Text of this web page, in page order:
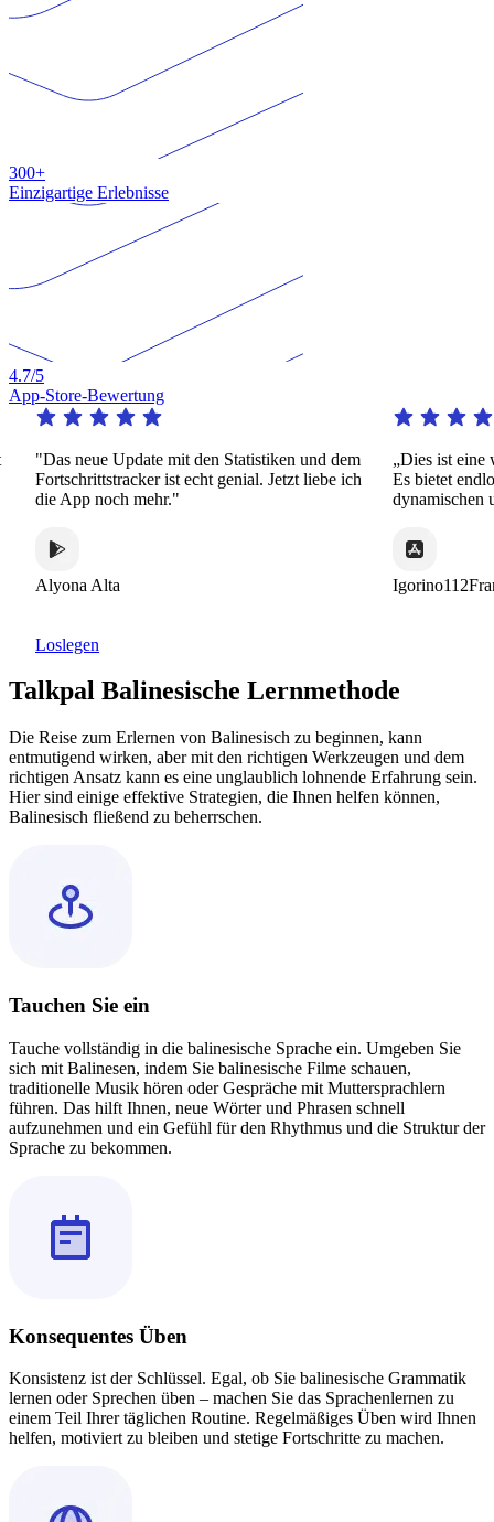
300+
Einzigartige Erlebnisse
4.7/5
App-Store-Bewertung
mit den Statistiken und dem
ist echt genial. Jetzt liebe ich
mehr."
„Dies ist eine wirklich
Es bietet endlose Praxis auf
dynamischen und
Igorino112France
Loslegen
Talkpal Balinesische Lernmethode
Die Reise zum Erlernen von Balinesisch zu beginnen, kann
entmutigend wirken, aber mit den richtigen Werkzeugen und dem
richtigen Ansatz kann es eine unglaublich lohnende Erfahrung sein.
Hier sind einige effektive Strategien, die Ihnen helfen können,
Balinesisch fließend zu beherrschen.
Tauchen Sie ein
Tauche vollständig in die balinesische Sprache ein. Umgeben Sie
sich mit Balinesen, indem Sie balinesische Filme schauen,
traditionelle Musik hören oder Gespräche mit Muttersprachlern
führen. Das hilft Ihnen, neue Wörter und Phrasen schnell
aufzunehmen und ein Gefühl für den Rhythmus und die Struktur der
Sprache zu bekommen.
Konsequentes Üben
Konsistenz ist der Schlüssel. Egal, ob Sie balinesische Grammatik
lernen oder Sprechen üben – machen Sie das Sprachenlernen zu
einem Teil Ihrer täglichen Routine. Regelmäßiges Üben wird Ihnen
helfen, motiviert zu bleiben und stetige Fortschritte zu machen.